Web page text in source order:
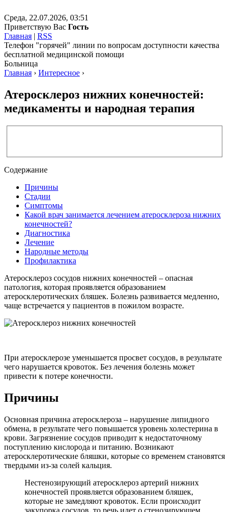
Среда, 22.07.2026, 03:51
Приветствую Вас Гость
Главная | RSS
Телефон "горячей" линии по вопросам доступности качества
бесплатной медицинской помощи
Больница
Главная › Интересное ›
Атеросклероз нижних конечностей:
медикаменты и народная терапия
Содержание
Причины
Стадии
Симптомы
Какой врач занимается лечением атеросклероза нижних
конечностей?
Диагностика
Лечение
Народные методы
Профилактика
Атеросклероз сосудов нижних конечностей – опасная
патология, которая проявляется образованием
атеросклеротических бляшек. Болезнь развивается медленно,
чаще встречается у пациентов в пожилом возрасте.
При атеросклерозе уменьшается просвет сосудов, в результате
чего нарушается кровоток. Без лечения болезнь может
привести к потере конечности.
Причины
Основная причина атеросклероза – нарушение липидного
обмена, в результате чего повышается уровень холестерина в
крови. Загрязнение сосудов приводит к недостаточному
поступлению кислорода и питанию. Возникают
атеросклеротические бляшки, которые со временем становятся
твердыми из-за солей кальция.
Нестенозирующий атеросклероз артерий нижних
конечностей проявляется образованием бляшек,
которые не замедляют кровоток. Если происходит
закупорка сосудов, то речь идет о стенозирующем